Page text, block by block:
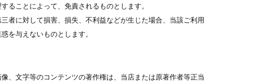
ることによって、免責されるものとします。
者に対して損害、損失、不利益などが生じた場合、当該ご利用
を与えないものとします。
、文字等のコンテンツの著作権は、当店または原著作者等正当